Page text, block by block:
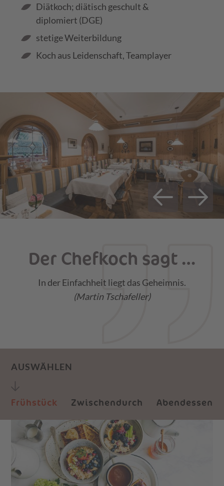
Diätkoch; diätisch geschult &
diplomiert (DGE)
stetige Weiterbildung
Koch aus Leidenschaft, Teamplayer
Der Chefkoch sagt …
In der Einfachheit liegt das Geheimnis.
(Martin Tschafeller)
AUSWÄHLEN
Frühstück Zwischendurch Abendessen